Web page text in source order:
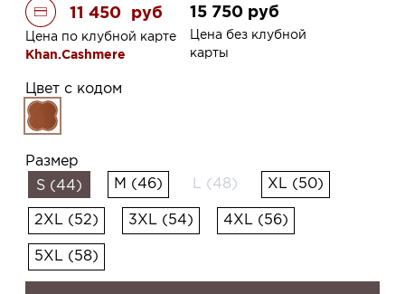
11 450 руб
Цена по клубной карте
Khan.Cashmere
15 750 руб
Цена без клубной
карты
Цвет с кодом
Размер
S (44)
M (46) L (48) XL (50)
2XL (52) 3XL (54) 4XL (56)
5XL (58)